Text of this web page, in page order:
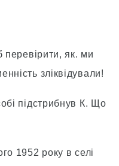
як. ми
зліквідували!
підстрибнув К. Що
1952 року в селі